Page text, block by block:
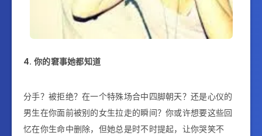
4. 你的窘事她都知道
分手？被拒绝？在一个特殊场合中四脚朝天？还是心仪的
男生在你面前被别的女生拉走的瞬间？你或许想要这些回
忆在你生命中删除，但她总是时不时提起，让你哭笑不